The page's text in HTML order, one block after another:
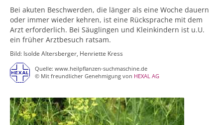
Bei akuten Beschwerden, die länger als eine Woche dauern
oder immer wieder kehren, ist eine Rücksprache mit dem
Arzt erforderlich. Bei Säuglingen und Kleinkindern ist u.U.
ein früher Arztbesuch ratsam.
Bild: Isolde Altersberger, Henriette Kress
Quelle: www.heilpflanzen-suchmaschine.de
© Mit freundlicher Genehmigung von HEXAL AG